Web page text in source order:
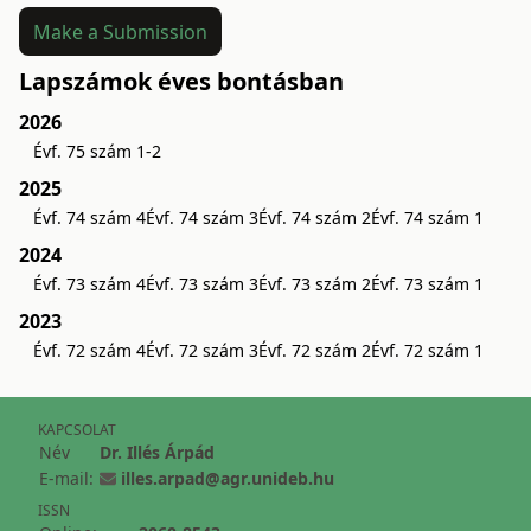
Make a Submission
Lapszámok éves bontásban
2026
Évf. 75 szám 1-2
2025
Évf. 74 szám 4Évf. 74 szám 3Évf. 74 szám 2Évf. 74 szám 1
2024
Évf. 73 szám 4Évf. 73 szám 3Évf. 73 szám 2Évf. 73 szám 1
2023
Évf. 72 szám 4Évf. 72 szám 3Évf. 72 szám 2Évf. 72 szám 1
KAPCSOLAT
Név
Dr. Illés Árpád
E-mail:
illes.arpad@agr.unideb.hu
ISSN